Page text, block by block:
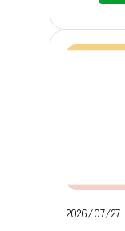
により
にも、
体験を
りまし
方や、
いお客
ればと
遺産「
2026/07/27